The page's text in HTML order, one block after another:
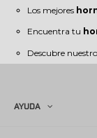
Los mejores
Encuentra tu
Descubre
AYUDA